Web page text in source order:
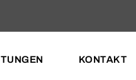
KONTAKT